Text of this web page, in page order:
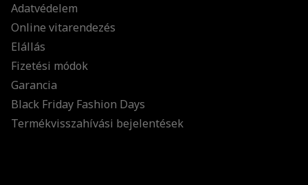
Adatvédelem
Online vitarendezés
Elállás
Fizetési módok
Garancia
Black Friday Fashion Days
Termékvisszahívási bejelentések